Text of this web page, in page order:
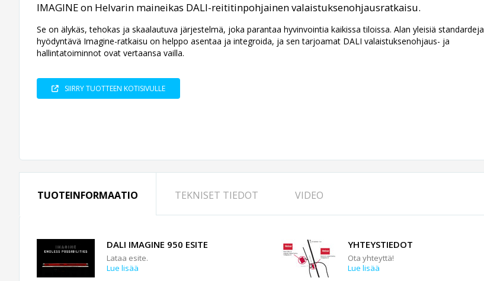
IMAGINE on Helvarin maineikas DALI-reititin­pohjainen valaistuksenohjausratkaisu.
Se on älykäs, tehokas ja skaalautuva järjestelmä, joka parantaa hyvinvointia kaikissa tiloissa. Alan yleisiä standardeja
hyödyntävä Imagine-ratkaisu on helppo asentaa ja integroida, ja sen tarjoamat DALI valaistuksenohjaus- ja
hallintatoiminnot ovat vertaansa vailla.
SIIRRY TUOTTEEN KOTISIVULLE
TUOTEINFORMAATIO TEKNISET TIEDOT VIDEO
DALI IMAGINE 950 ESITE
Lataa esite.
Lue lisää
YHTEYSTIEDOT
Ota yhteyttä!
Lue lisää